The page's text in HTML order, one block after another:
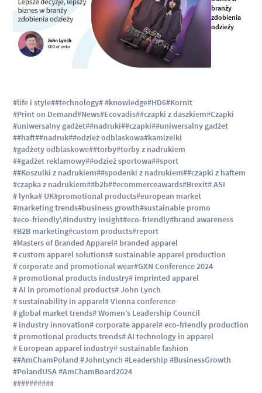
branży
zdobienia
odzieży
#life i style##technology# #knowledge#HD6#Kornit
#Print on Demand#News#Ecovadis##czapki z daszkiem#Czapki
#uniwersalny gadżet##nadruki##czapki##uniwersalny gadżet
##haft##nadruk##odzież odblaskowa#kamizelki
#gadżety odblaskowe##torby#torby z nadrukiem
##gadżet reklamowy##odzież sportowa##sport
##Koszulki z nadrukiem##spodenki z nadrukiem##czapki z haftem
#czapka z nadrukiem##b2b##ecommerceawards#Brexit# ASI
# lynka# UK#promotional products#european market
#marketing trends#business growth#sustainable promo
#eco-friendly\#industry insight#eco-friendly#brand awareness
#B2B marketing#custom products#report
#Masters of Branded Apparel# branded apparel
# custom apparel solutions# sustainable apparel production
# corporate and promotional wear#GXN Conference 2024
# promotional products industry# imprinted apparel
# AI in promotional products# John Lynch
# sustainability in apparel# Vienna conference
# global market trends# Women’s Leadership Council
# industry innovation# corporate apparel# eco-friendly production
# promotional products trends# AI technology in apparel
# European apparel industry# sustainable fashion
##AmChamPoland #JohnLynch #Leadership #BusinessGrowth
#PolandUSA #AmChamBoard2024
##########